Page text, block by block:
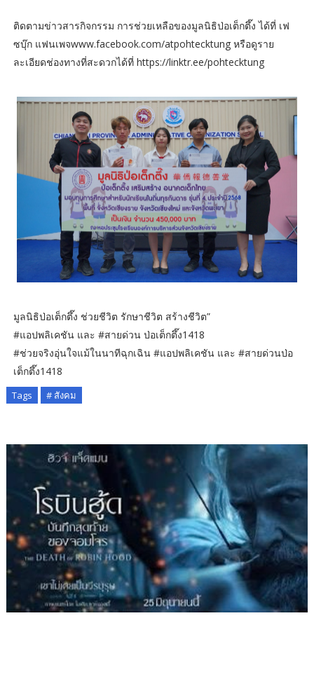
ติดตามข่าวสารกิจกรรม การช่วยเหลือของมูลนิธิป่อเต็กตึ๊ง ได้ที่ เฟ
ซบุ๊ก แฟนเพจwww.facebook.com/atpohtecktung หรือดูราย
ละเอียดช่องทางที่สะดวกได้ที่ https://linktr.ee/pohtecktung
มูลนิธิป่อเต็กตึ๊ง ช่วยชีวิต รักษาชีวิต สร้างชีวิต”
#แอปพลิเคชัน และ #สายด่วน ป่อเต็กตึ๊ง1418
#ช่วยจริงอุ่นใจแม้ในนาทีฉุกเฉิน #แอปพลิเคชัน และ #สายด่วนป่อ
เต็กตึ๊ง1418
Tags # สังคม